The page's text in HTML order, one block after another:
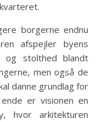
borgerne endnu
afspejler byens
og stolthed blandt
men også de
danne grundlag for
er visionen en
hvor arkitekturen